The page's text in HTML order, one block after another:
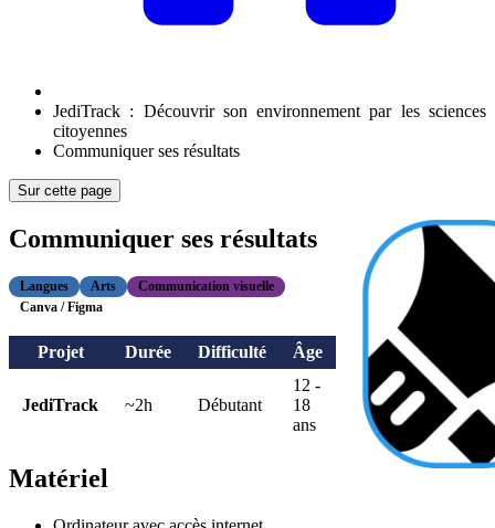
JediTrack : Découvrir son environnement par les sciences
citoyennes
Communiquer ses résultats
Sur cette page
Communiquer ses résultats
Langues Arts
Communication visuelle
Canva / Figma
Projet Durée Difficulté Âge
JediTrack ~2h Débutant
12 -
18
ans
Matériel